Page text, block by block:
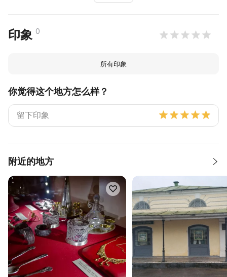
印象 0
所有印象
你觉得这个地方怎么样？
附近的地方